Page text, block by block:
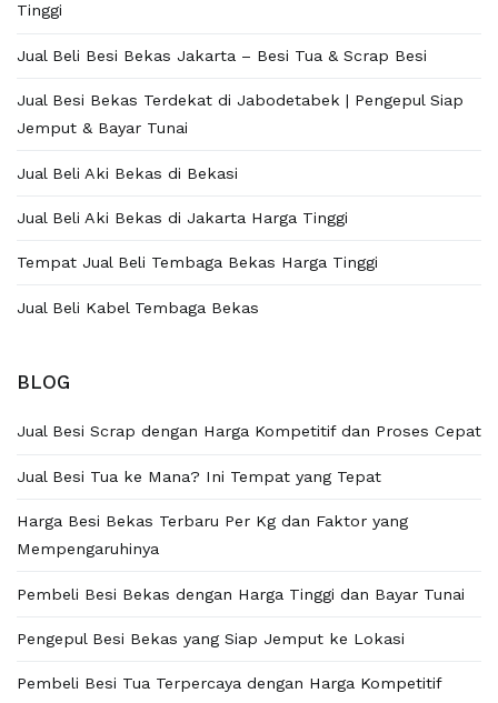
Tinggi
Jual Beli Besi Bekas Jakarta – Besi Tua & Scrap Besi
Jual Besi Bekas Terdekat di Jabodetabek | Pengepul Siap
Jemput & Bayar Tunai
Jual Beli Aki Bekas di Bekasi
Jual Beli Aki Bekas di Jakarta Harga Tinggi
Tempat Jual Beli Tembaga Bekas Harga Tinggi
Jual Beli Kabel Tembaga Bekas
BLOG
Jual Besi Scrap dengan Harga Kompetitif dan Proses Cepat
Jual Besi Tua ke Mana? Ini Tempat yang Tepat
Harga Besi Bekas Terbaru Per Kg dan Faktor yang
Mempengaruhinya
Pembeli Besi Bekas dengan Harga Tinggi dan Bayar Tunai
Pengepul Besi Bekas yang Siap Jemput ke Lokasi
Pembeli Besi Tua Terpercaya dengan Harga Kompetitif